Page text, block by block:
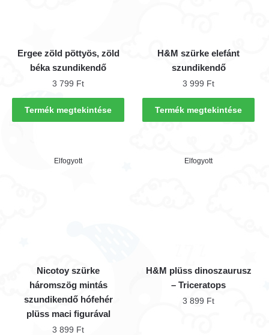
Ergee zöld pöttyös, zöld
béka szundikendő
3 799 Ft
Termék megtekintése
H&M szürke elefánt
szundikendő
3 999 Ft
Termék megtekintése
Elfogyott
Nicotoy szürke
háromszög mintás
szundikendő hófehér
plüss maci figurával
3 899 Ft
Elfogyott
H&M plüss dinoszaurusz
– Triceratops
3 899 Ft